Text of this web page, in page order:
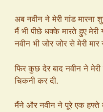
अब नवीन ने मेरी गांड मारना
मैं भी पीछे धक्के मारते हुए मेरी
नवीन भी जोर जोर से मेरी मार
फिर कुछ देर बाद नवीन ने मेरी
चिकनी कर दी.
मैंने और नवीन ने पूरे एक